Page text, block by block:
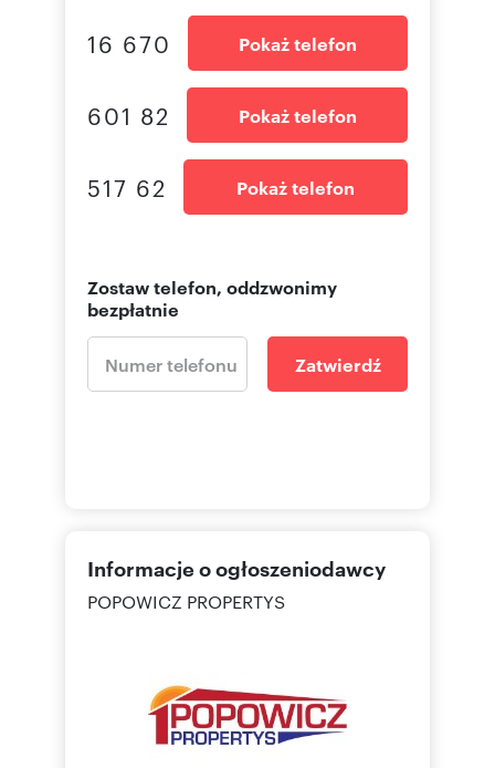
16 670 Pokaż telefon
601 82 Pokaż telefon
517 62 Pokaż telefon
Zostaw telefon, oddzwonimy
bezpłatnie
Zatwierdź
Informacje o ogłoszeniodawcy
POPOWICZ PROPERTYS